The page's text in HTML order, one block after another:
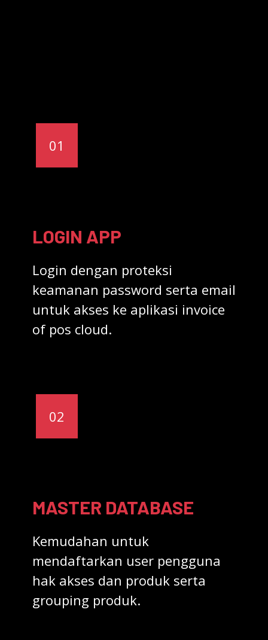
01
LOGIN APP
Login dengan proteksi
keamanan password serta email
untuk akses ke aplikasi invoice
of pos cloud.
02
MASTER DATABASE
Kemudahan untuk
mendaftarkan user pengguna
hak akses dan produk serta
grouping produk.